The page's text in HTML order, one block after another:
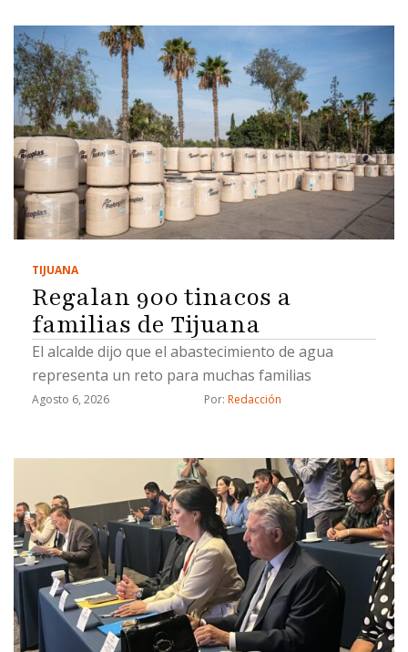
TIJUANA
Regalan 900 tinacos a
familias de Tijuana
El alcalde dijo que el abastecimiento de agua
representa un reto para muchas familias
Agosto 6, 2026 Por: Redacción